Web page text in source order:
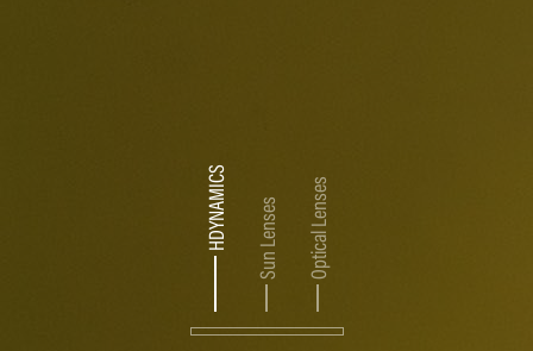
HDYNAMICS Sun Lenses Optical Lenses